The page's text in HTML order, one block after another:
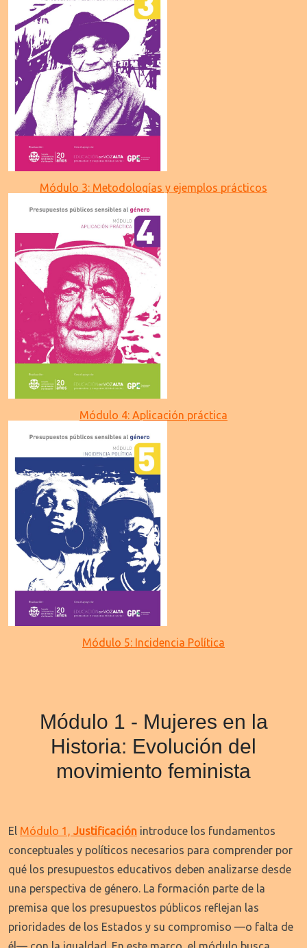
Módulo 3: Metodologías y ejemplos prácticos
Módulo 4: Aplicación práctica
Módulo 5: Incidencia Política
Módulo 1 - Mujeres en la
Historia: Evolución del
movimiento feminista
El Módulo 1, Justificación introduce los fundamentos
conceptuales y políticos necesarios para comprender por
qué los presupuestos educativos deben analizarse desde
una perspectiva de género. La formación parte de la
premisa que los presupuestos públicos reflejan las
prioridades de los Estados y su compromiso —o falta de